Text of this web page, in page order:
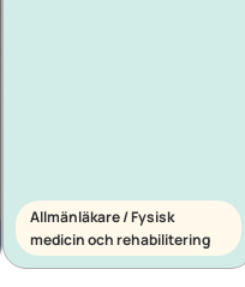
Allmänläkare / Fysisk
medicin och rehabilitering